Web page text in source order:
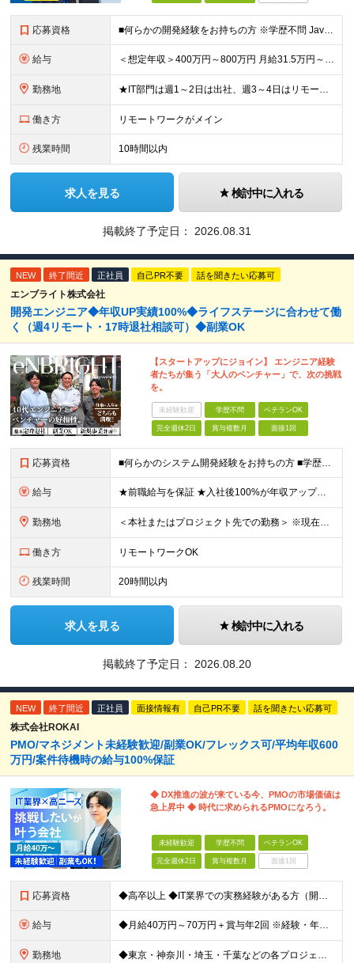
応募資格 ■何らかの開発経験をお持ちの方 ※学歴不問 Javaは経験ないがWebアプリケーション運用知識やDB知識が豊富など 何か一つでも強みがあれば活躍できる可能性があります！ 興味をお持ちいただけましたら
給与 ＜想定年収＞400万円～800万円 月給31.5万円～55万円＋賞与＋交通費全額支給＋各種手当 ※経験・能力などを考慮し相談の上、当社規定により決定します。 ※上記金額には16～21時間分のみなし残
勤務地 ★IT部門は週1～2日は出社、週3～4日はリモートワーク ★勤務地はご本人のご希望を最優先します ■飯田橋オフィス／東京都新宿区揚場町2-26 SKビル ■本社／神奈川県相模原市南区古淵2-14-
働き方 リモートワークがメイン
残業時間 10時間以内
求人を見る 検討中に入れる
掲載終了予定日： 2026.08.31
NEW 終了間近 正社員 自己PR不要 話を聞きたい応募可
エンブライト株式会社
開発エンジニア◆年収UP実績100%◆ライフステージに合わせて働
く（週4リモート・17時退社相談可）◆副業OK
【スタートアップにジョイン】 エンジニア経験
者たちが集う「大人のベンチャー」で、次の挑戦
を。
未経験歓迎 学歴不問 ベテランOK
完全週休2日 賞与複数月 面接1回
応募資格 ■何らかのシステム開発経験をお持ちの方 ■学歴不問 ＜こんな“前向き”な方を歓迎します＞ ・会社が大きくなっていく過程を楽しみたい方 ・決められたルールに従うだけでなく、自分で考えて動ける方 ・新し
給与 ★前職給与を保証 ★入社後100%が年収アップの実績あり 月給35万円～＋賞与年2回（各1.5ヶ月分） └残業代全額支給（固定残業代なし） └決算賞与（会社の年度末の利益に応じて、決算賞与を支給）
勤務地 ＜本社またはプロジェクト先での勤務＞ ※現在はチームビルディングを目的に、本社への持ち帰り・自社内での勤務を基本としています。 案件や個人の事情に応じて、リモートワークも可能です。 【本社】 東京都
働き方 リモートワークOK
残業時間 20時間以内
求人を見る 検討中に入れる
掲載終了予定日： 2026.08.20
NEW 終了間近 正社員 面接情報有 自己PR不要 話を聞きたい応募可
株式会社ROKAI
PMO/マネジメント未経験歓迎/副業OK/フレックス可/平均年収600
万円/案件待機時の給与100%保証
◆ DX推進の波が来ている今、PMOの市場価値は
急上昇中 ◆ 時代に求められるPMOになろう。
未経験歓迎 学歴不問 ベテランOK
完全週休2日 賞与複数月 面接1回
応募資格 ◆高卒以上 ◆IT業界での実務経験がある方（開発・インフラ・サポート等、職種不問） ★マネジメント・PMOの経験は一切問いません！ ～こんな方は向いています～ ・2〜3人の小規模なチームで、リーダー
給与 ◆月給40万円～70万円＋賞与年2回 ※経験・年齢・能力を考慮の上、当社規定により優遇いたします ※試用期間1ヶ月あり、待遇等に差異なし ※残業代別途全額支給 ＜平均年収600万円＞ 年収420万円
勤務地 ◆東京・神奈川・埼玉・千葉などの各プロジェクト先 ※希望勤務地を考慮します。 ※お客様先の9割は、東京23区内です。 ※転居を伴う転勤はありません。 ※客先常駐の場合はクライアントのルールに準じます。